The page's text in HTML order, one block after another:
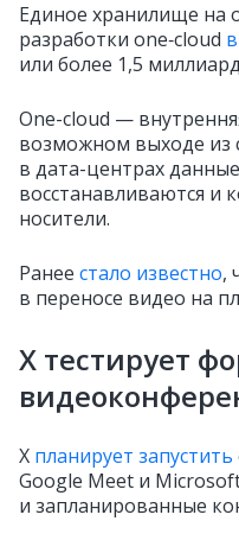
Единое хранилище на
разработки one‑cloud
или более 1,5
One-cloud —
возможном выходе из
в дата-центрах
восстанавливаются и
носители.
Ранее стало известно,
в переносе видео на
Х тестирует
X планирует запустить
Google Meet и
и запланированные